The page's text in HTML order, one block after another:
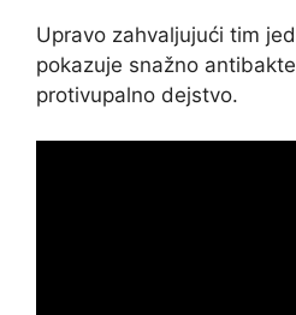
Upravo zahvaljujući tim
pokazuje snažno
protivupalno dejstvo.